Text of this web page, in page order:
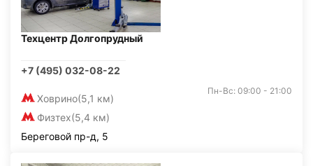
Техцентр Долгопрудный
+7 (495) 032-08-22
Ховрино(5,1 км)
Физтех(5,4 км)
Пн-Вс: 09:00 - 21:00
Береговой пр-д, 5